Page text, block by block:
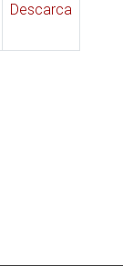
Descarca